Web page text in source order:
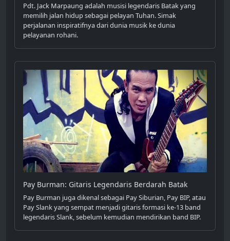
Pdt. Jack Marpaung adalah musisi legendaris Batak yang
memilih jalan hidup sebagai pelayan Tuhan. Simak
perjalanan inspiratifnya dari dunia musik ke dunia
pelayanan rohani.
Pay Burman: Gitaris Legendaris Berdarah Batak
Pay Burman juga dikenal sebagai Pay Siburian, Pay BIP, atau
Pay Slank yang sempat menjadi gitaris formasi ke-13 band
legendaris Slank, sebelum kemudian mendirikan band BIP.